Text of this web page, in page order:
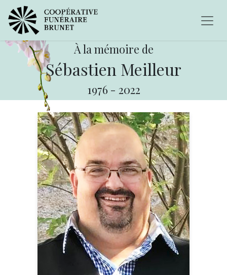
À la mémoire de
Sébastien Meilleur
1976 - 2022